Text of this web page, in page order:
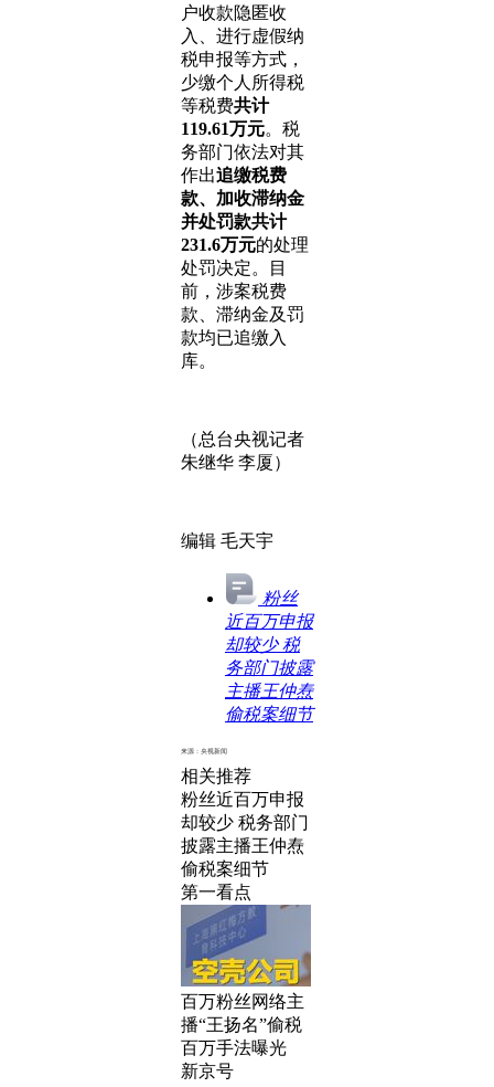
户收款隐匿收
入、进行虚假纳
税申报等方式，
少缴个人所得税
等税费共计
119.61万元。税
务部门依法对其
作出追缴税费
款、加收滞纳金
并处罚款共计
231.6万元的处理
处罚决定。目
前，涉案税费
款、滞纳金及罚
款均已追缴入
库。
（总台央视记者
朱继华 李厦）
编辑 毛天宇
粉丝
近百万申报
却较少 税
务部门披露
主播王仲焘
偷税案细节
来源：央视新闻
相关推荐
粉丝近百万申报
却较少 税务部门
披露主播王仲焘
偷税案细节
第一看点
百万粉丝网络主
播“王扬名”偷税
百万手法曝光
新京号